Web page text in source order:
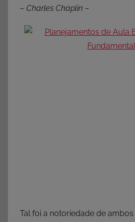
– Charles Chaplin –
Tal foi a notoriedade de